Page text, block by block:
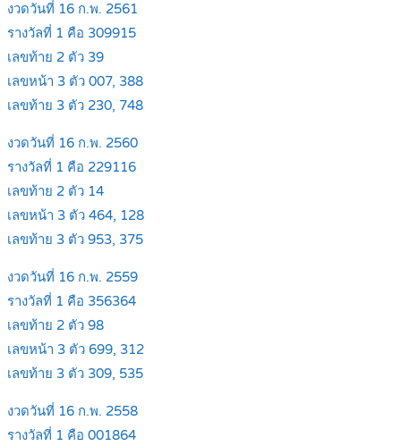
งวดวันที่ 16 ก.พ. 2561
รางวัลที่ 1 คือ 309915
เลขท้าย 2 ตัว 39
เลขหน้า 3 ตัว 007, 388
เลขท้าย 3 ตัว 230, 748
งวดวันที่ 16 ก.พ. 2560
รางวัลที่ 1 คือ 229116
เลขท้าย 2 ตัว 14
เลขหน้า 3 ตัว 464, 128
เลขท้าย 3 ตัว 953, 375
งวดวันที่ 16 ก.พ. 2559
รางวัลที่ 1 คือ 356364
เลขท้าย 2 ตัว 98
เลขหน้า 3 ตัว 699, 312
เลขท้าย 3 ตัว 309, 535
งวดวันที่ 16 ก.พ. 2558
รางวัลที่ 1 คือ 001864